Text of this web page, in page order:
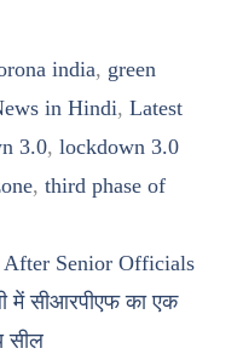
india, green
in Hindi, Latest
3.0, lockdown 3.0
, third phase of
After Senior Officials
में सीआरपीएफ का एक
सील